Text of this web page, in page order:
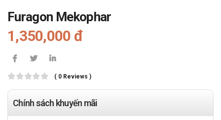
Furagon Mekophar
1,350,000 đ
( 0 Reviews )
Chính sách khuyến mãi